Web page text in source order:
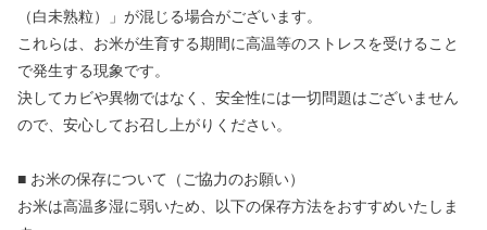
（白未熟粒）」が混じる場合がございます。
これらは、お米が生育する期間に高温等のストレスを受けること
で発生する現象です。
決してカビや異物ではなく、安全性には一切問題はございません
ので、安心してお召し上がりください。
■ お米の保存について（ご協力のお願い）
お米は高温多湿に弱いため、以下の保存方法をおすすめいたしま